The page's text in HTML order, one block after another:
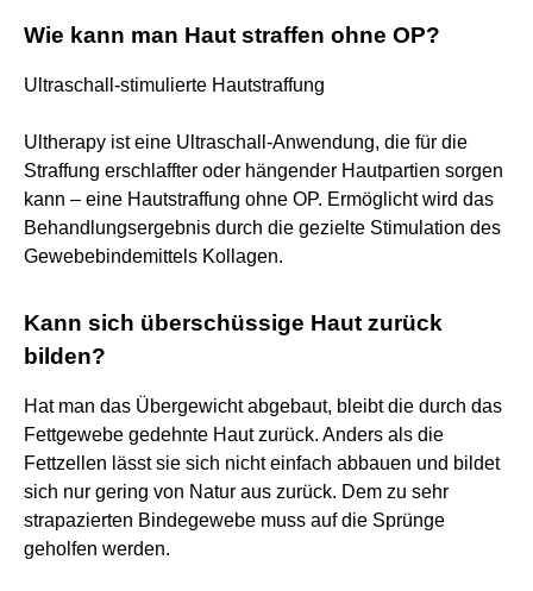
Wie kann man Haut straffen ohne OP?
Ultraschall-stimulierte Hautstraffung
Ultherapy ist eine Ultraschall-Anwendung, die für die
Straffung erschlaffter oder hängender Hautpartien sorgen
kann – eine Hautstraffung ohne OP. Ermöglicht wird das
Behandlungsergebnis durch die gezielte Stimulation des
Gewebebindemittels Kollagen.
Kann sich überschüssige Haut zurück
bilden?
Hat man das Übergewicht abgebaut, bleibt die durch das
Fettgewebe gedehnte Haut zurück. Anders als die
Fettzellen lässt sie sich nicht einfach abbauen und bildet
sich nur gering von Natur aus zurück. Dem zu sehr
strapazierten Bindegewebe muss auf die Sprünge
geholfen werden.